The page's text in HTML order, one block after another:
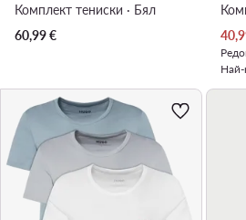
Комплект тениски · Бял
60,99€
Най-